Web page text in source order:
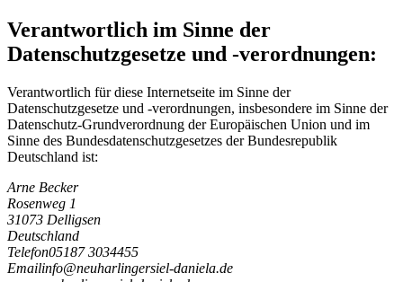
Verantwortlich im Sinne der
Datenschutzgesetze und -verordnungen:
Verantwortlich für diese Internetseite im Sinne der
Datenschutzgesetze und -verordnungen, insbesondere im Sinne der
Datenschutz-Grundverordnung der Europäischen Union und im
Sinne des Bundesdatenschutzgesetzes der Bundesrepublik
Deutschland ist:
Arne Becker
Rosenweg 1
31073 Delligsen
Deutschland
Telefon05187 3034455
Emailinfo@neuharlingersiel-daniela.de